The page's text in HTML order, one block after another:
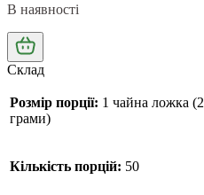
В наявності
Склад
Розмір порції: 1 чайна ложка (2
грами)
Кількість порцій: 50